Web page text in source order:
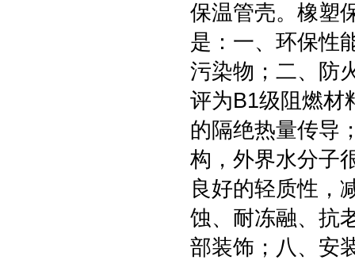
保温管壳。橡塑
是：一、环保性
污染物；二、防
评为B1级阻燃材
的隔绝热量传导
构，外界水分子
良好的轻质性，
蚀、耐冻融、抗
部装饰；八、安